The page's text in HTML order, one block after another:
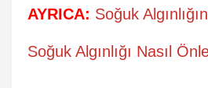
AYRICA: Soğuk
Soğuk Algınlığı Nasıl